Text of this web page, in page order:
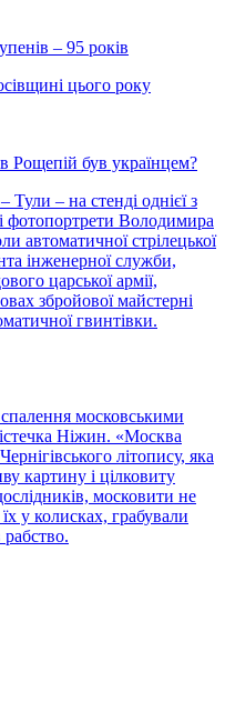
– 95 років
цього року
Рощепій був українцем?
Тули – на стенді однієї з
фотопортрети Володимира
автоматичної стрілецької
інженерної служби,
царської армії,
збройової майстерні
гвинтівки.
московськими
Ніжин. «Москва
літопису, яка
картину і цілковиту
московити не
у колисках, грабували